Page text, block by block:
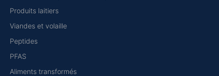
Produits laitiers
Viandes et volaille
Peptides
PFAS
Aliments transformés